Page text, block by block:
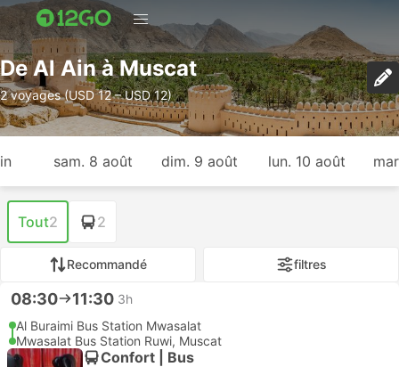
De Al Ain à Muscat
2 voyages (USD 12 – USD 12)
sam. 8 août dim. 9 août lun. 10 août
Tout2 2
Recommandé filtres
08:30 11:30 3h
Al Buraimi Bus Station Mwasalat
Mwasalat Bus Station Ruwi, Muscat
Confort | Bus